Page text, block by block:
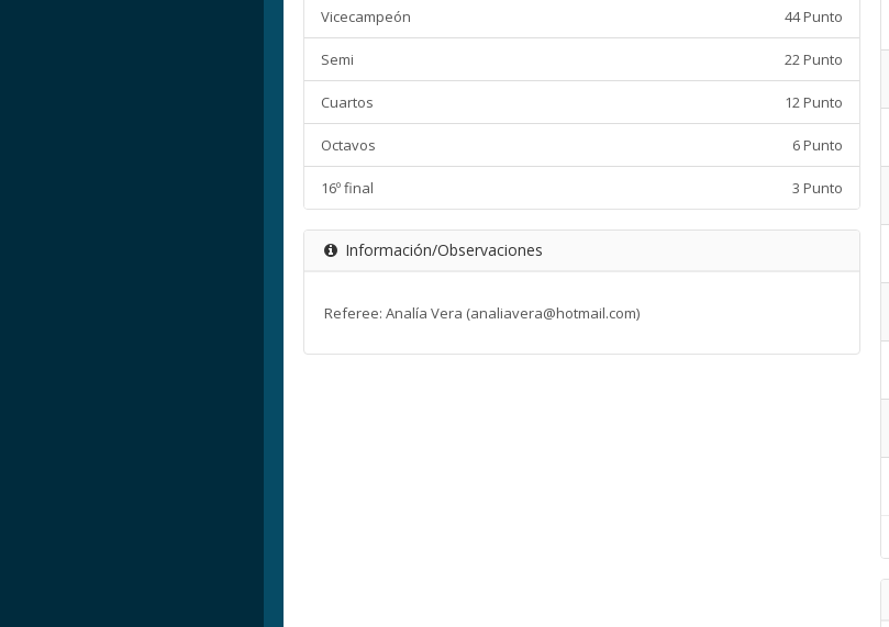
Vicecampeón 44 Punto
Semi 22 Punto
Cuartos 12 Punto
Octavos 6 Punto
16º final 3 Punto
Información/Observaciones
Referee: Analía Vera (analiavera@hotmail.com)